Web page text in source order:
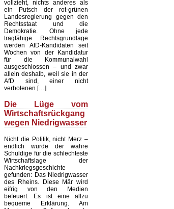
vollzieht, nichts anderes als
ein Putsch der rot-grünen
Landesregierung gegen den
Rechtsstaat und die
Demokratie. Ohne jede
tragfähige Rechtsgrundlage
werden AfD-Kandidaten seit
Wochen von der Kandidatur
für die Kommunalwahl
ausgeschlossen – und zwar
allein deshalb, weil sie in der
AfD sind, einer nicht
verbotenen […]
Die Lüge vom
Wirtschaftsrückgang
wegen Niedrigwasser
Nicht die Politik, nicht Merz –
endlich wurde der wahre
Schuldige für die schlechteste
Wirtschaftslage der
Nachkriegsgeschichte
gefunden: Das Niedrigwasser
des Rheins. Diese Mär wird
eifrig von den Medien
befeuert. Es ist eine allzu
bequeme Erklärung. Am